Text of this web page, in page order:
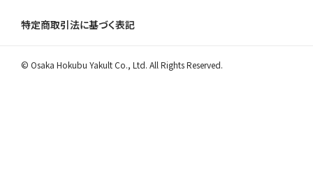
特定商取引法に基づく表記
© Osaka Hokubu Yakult Co., Ltd. All Rights Reserved.